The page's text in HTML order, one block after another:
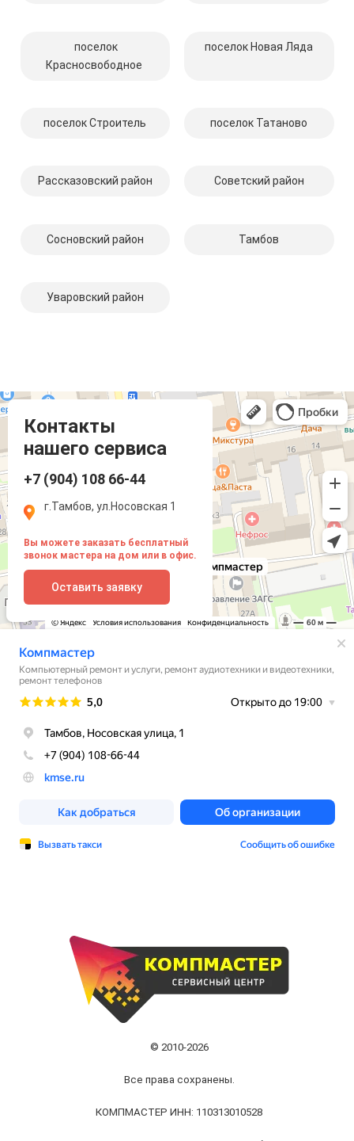
поселок
Красносвободное
поселок Новая Ляда
поселок Строитель поселок Татаново
Рассказовский район Советский район
Сосновский район Тамбов
Уваровский район
Контакты
нашего сервиса
+7 (904) 108 66-44
г.Тамбов, ул.Носовская 1
Вы можете заказать бесплатный
звонок мастера на дом или в офис.
Оставить заявку
Компмастер
Тамбов
Носовская улица, 1
© 2010-2026
Все права сохранены.
КОМПМАСТЕР ИНН: 110313010528